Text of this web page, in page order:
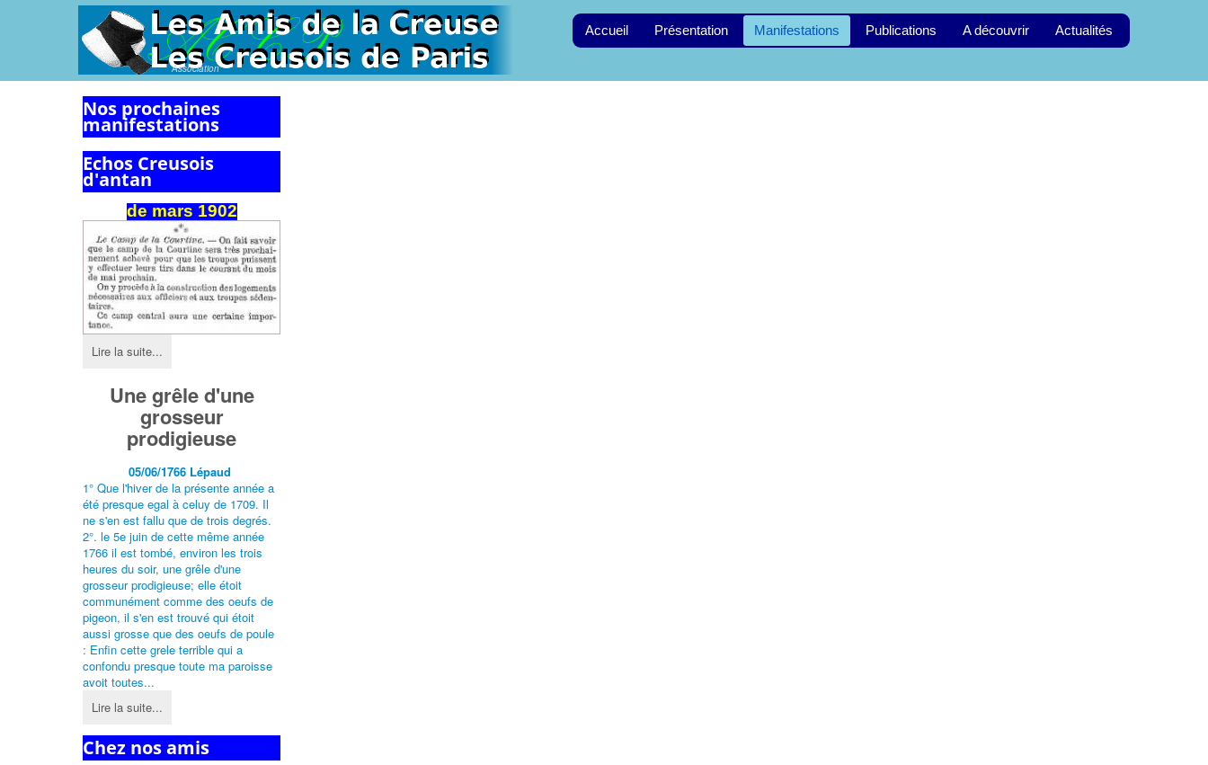
Association
Accueil Présentation Manifestations Publications A découvrir Actualités
Nos prochaines
manifestations
Echos Creusois
d'antan
de mars 1902
Lire la suite...
Une grêle d'une
grosseur
prodigieuse
05/06/1766 Lépaud
1° Que l'hiver de la présente année a
été presque egal à celuy de 1709. Il
ne s'en est fallu que de trois degrés.
2°. le 5e juin de cette même année
1766 il est tombé, environ les trois
heures du soir, une grêle d'une
grosseur prodigieuse; elle étoit
communément comme des oeufs de
pigeon, il s'en est trouvé qui étoit
aussi grosse que des oeufs de poule
: Enfin cette grele terrible qui a
confondu presque toute ma paroisse
avoit toutes...
Lire la suite...
Chez nos amis